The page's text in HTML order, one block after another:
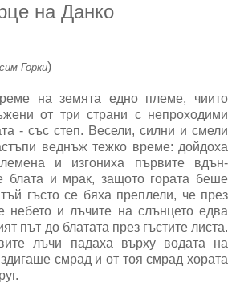
на Данко
Горки)
на земята едно племе, чиито
от три страни с непроходими
- със степ. Весели, силни и смели
веднъж тежко време: дойдоха
и изгониха първите вдън-
блата и мрак, защото гората беше
гъсто се бяха преплели, че през
небето и лъчите на слънцето едва
път до блатата през гъстите листа.
лъчи падаха върху водата на
смрад и от тоя смрад хората